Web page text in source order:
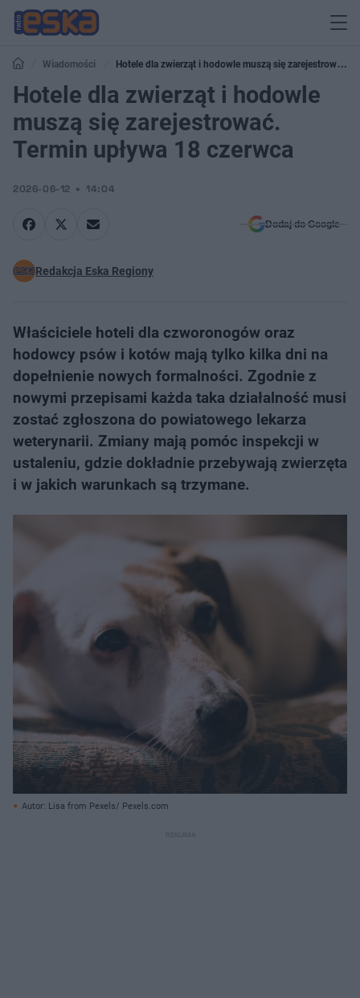
Wiadomości
Hotele dla zwierząt i hodowle muszą się zarejestrować.
Termin upływa 18 czerwca
Hotele dla zwierząt i hodowle
muszą się zarejestrować.
Termin upływa 18 czerwca
2026-06-12 14:04
Dodaj do Google
Redakcja Eska Regiony
Właściciele hoteli dla czworonogów oraz
hodowcy psów i kotów mają tylko kilka dni na
dopełnienie nowych formalności. Zgodnie z
nowymi przepisami każda taka działalność musi
zostać zgłoszona do powiatowego lekarza
weterynarii. Zmiany mają pomóc inspekcji w
ustaleniu, gdzie dokładnie przebywają zwierzęta
i w jakich warunkach są trzymane.
Autor: Lisa from Pexels/ Pexels.com